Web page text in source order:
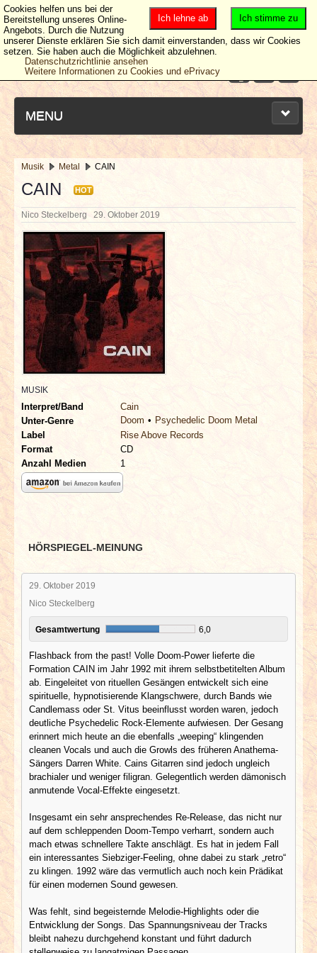
MENU
NEUESTE ARTIKEL
NEWS & DATES
BERICHTE
VERLOSUNGEN
INTERVIEWS
SPECIALS
REDAKTION
LINKS
ARCHIV
Musik Metal CAIN
CAIN HOT
Nico Steckelberg 29. Oktober 2019
MUSIK
Interpret/Band
Cain
Unter-Genre
Doom
Psychedelic Doom Metal
Label
Rise Above Records
Format
CD
Anzahl Medien
1
HÖRSPIEGEL-MEINUNG
29. Oktober 2019
Nico Steckelberg
Gesamtwertung 6,0
Flashback from the past! Volle Doom-Power lieferte die
Formation CAIN im Jahr 1992 mit ihrem selbstbetitelten Album
ab. Eingeleitet von rituellen Gesängen entwickelt sich eine
spirituelle, hypnotisierende Klangschwere, durch Bands wie
Candlemass oder St. Vitus beeinflusst worden waren, jedoch
deutliche Psychedelic Rock-Elemente aufwiesen. Der Gesang
erinnert mich heute an die ebenfalls „weeping“ klingenden
cleanen Vocals und auch die Growls des früheren Anathema-
Sängers Darren White. Cains Gitarren sind jedoch ungleich
brachialer und weniger filigran. Gelegentlich werden dämonisch
anmutende Vocal-Effekte eingesetzt.
Insgesamt ein sehr ansprechendes Re-Release, das nicht nur
auf dem schleppenden Doom-Tempo verharrt, sondern auch
mach etwas schnellere Takte anschlägt. Es hat in jedem Fall
ein interessantes Siebziger-Feeling, ohne dabei zu stark „retro“
zu klingen. 1992 wäre das vermutlich auch noch kein Prädikat
für einen modernen Sound gewesen.
Was fehlt, sind begeisternde Melodie-Highlights oder die
Entwicklung der Songs. Das Spannungsniveau der Tracks
bleibt nahezu durchgehend konstant und führt dadurch
Ich stimme zu
Ich lehne ab
Cookies helfen uns bei der
Bereitstellung unseres Online-
Angebots. Durch die Nutzung
unserer Dienste erklären Sie sich damit einverstanden, dass wir Cookies
setzen. Sie haben auch die Möglichkeit abzulehnen.
Datenschutzrichtlinie ansehen
Weitere Informationen zu Cookies und ePrivacy